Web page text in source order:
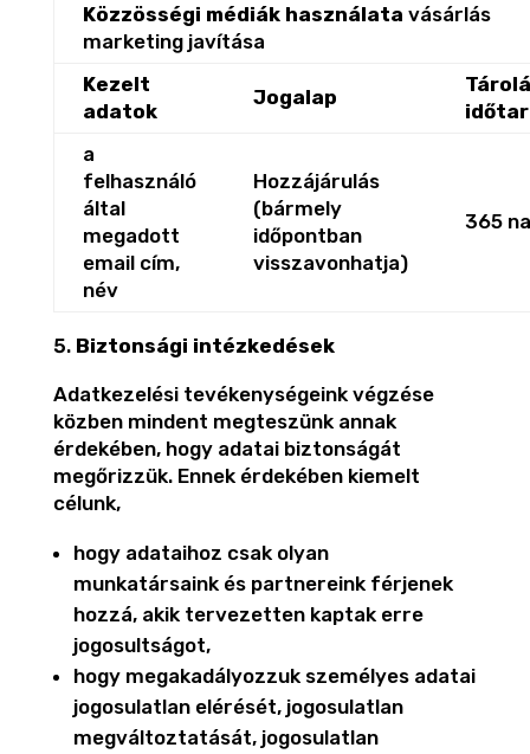
Közzösségi médiák használata vásárlás
marketing javítása
Kezelt
adatok
Jogalap
a
felhasználó
által
megadott
email cím,
név
Hozzájárulás
(bármely
időpontban
visszavonhatja)
365
Biztonsági intézkedések
Adatkezelési tevékenységeink végzése
közben mindent megteszünk annak
érdekében, hogy adatai biztonságát
megőrizzük. Ennek érdekében kiemelt
célunk,
hogy adataihoz csak olyan
munkatársaink és partnereink férjenek
hozzá, akik tervezetten kaptak erre
jogosultságot,
hogy megakadályozzuk személyes adatai
jogosulatlan elérését, jogosulatlan
megváltoztatását, jogosulatlan